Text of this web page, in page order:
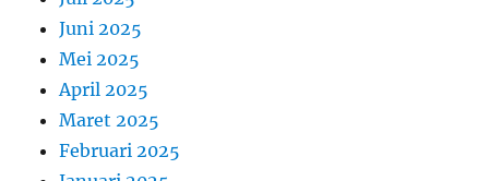
Juni 2025
Mei 2025
April 2025
Maret 2025
Februari 2025